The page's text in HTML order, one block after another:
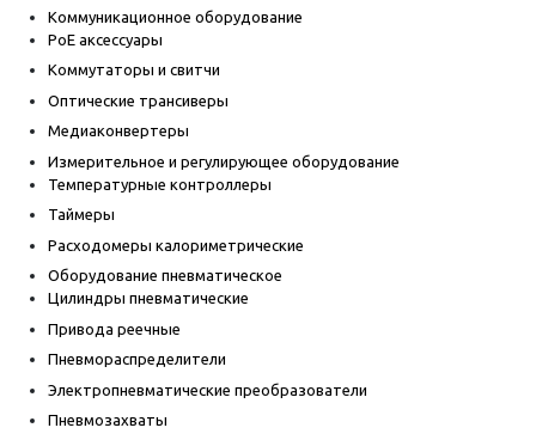
Коммуникационное оборудование
PoE аксессуары
Коммутаторы и свитчи
Оптические трансиверы
Медиаконвертеры
Измерительное и регулирующее оборудование
Температурные контроллеры
Таймеры
Расходомеры калориметрические
Оборудование пневматическое
Цилиндры пневматические
Привода реечные
Пневмораспределители
Электропневматические преобразователи
Пневмозахваты